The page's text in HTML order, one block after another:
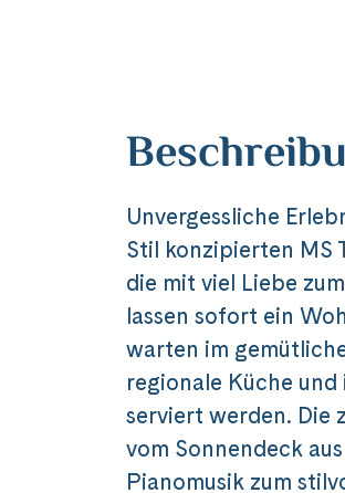
Unvergessliche
Stil konzipierten MS
die mit viel Liebe
lassen sofort ein
warten im
regionale Küche
serviert werden. Die
vom Sonnendeck
Pianomusik zum